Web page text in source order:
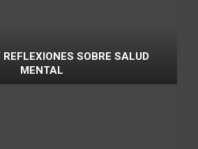
SOBRE SALUD
MENTAL